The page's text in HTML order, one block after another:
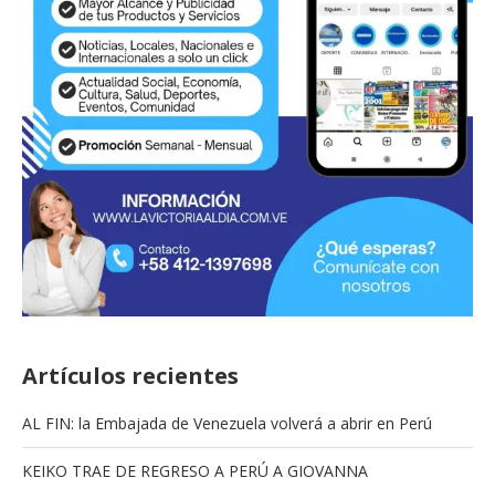
Artículos recientes
AL FIN: la Embajada de Venezuela volverá a abrir en Perú
KEIKO TRAE DE REGRESO A PERÚ A GIOVANNA